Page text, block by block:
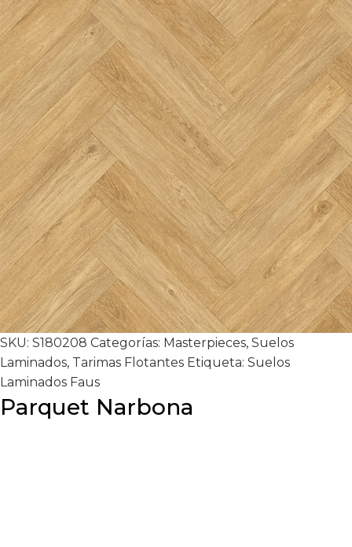
SKU: S180208 Categorías: Masterpieces, Suelos
Laminados, Tarimas Flotantes Etiqueta: Suelos
Laminados Faus
Parquet Narbona